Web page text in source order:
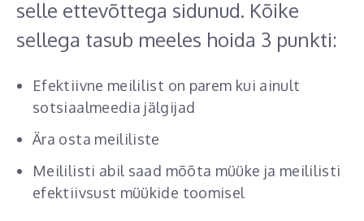
selle ettevõttega sidunud. Kõike
sellega tasub meeles hoida 3 punkti:
Efektiivne meililist on parem kui ainult
sotsiaalmeedia jälgijad
Ära osta meililiste
Meililisti abil saad mõõta müüke ja meililisti
efektiivsust müükide toomisel